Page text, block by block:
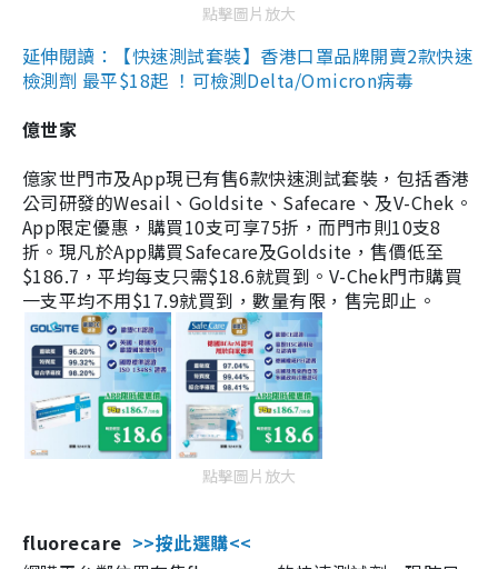
點擊圖片放大
延伸閱讀：【快速測試套裝】香港口罩品牌開賣2款快速
檢測劑 最平$18起 ！可檢測Delta/Omicron病毒
億世家
億家世門市及App現已有售6款快速測試套裝，包括香港
公司研發的Wesail、Goldsite、Safecare、及V-Chek。
App限定優惠，購買10支可享75折，而門市則10支8
折。現凡於App購買Safecare及Goldsite，售價低至
$186.7，平均每支只需$18.6就買到。V-Chek門市購買
一支平均不用$17.9就買到，數量有限，售完即止。
點擊圖片放大
fluorecare >>按此選購<<